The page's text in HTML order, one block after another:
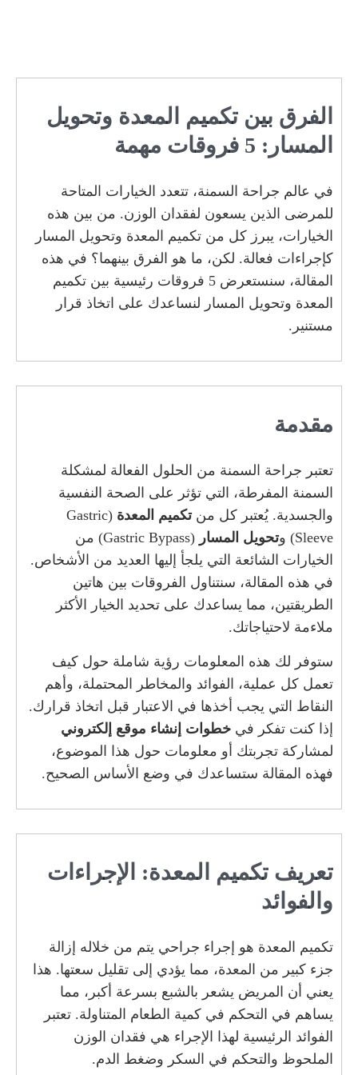
الفرق بين تكميم المعدة وتحويل
المسار: 5 فروقات مهمة
في عالم جراحة السمنة، تتعدد الخيارات المتاحة
للمرضى الذين يسعون لفقدان الوزن. من بين هذه
الخيارات، يبرز كل من تكميم المعدة وتحويل المسار
كإجراءات فعالة. لكن، ما هو الفرق بينهما؟ في هذه
المقالة، سنستعرض 5 فروقات رئيسية بين تكميم
المعدة وتحويل المسار لنساعدك على اتخاذ قرار
مستنير.
مقدمة
تعتبر جراحة السمنة من الحلول الفعالة لمشكلة
السمنة المفرطة، التي تؤثر على الصحة النفسية
والجسدية. يُعتبر كل منتكميم المعدة (Gastric
Sleeve) و
تحويل المسار
(Gastric Bypass) من
الخيارات الشائعة التي يلجأ إليها العديد من الأشخاص.
في هذه المقالة، سنتناول الفروقات بين هاتين
الطريقتين، مما يساعدك على تحديد الخيار الأكثر
ملاءمة لاحتياجاتك.
ستوفر لك هذه المعلومات رؤية شاملة حول كيف
تعمل كل عملية، الفوائد والمخاطر المحتملة، وأهم
النقاط التي يجب أخذها في الاعتبار قبل اتخاذ قرارك.
إذا كنت تفكر في خطوات إنشاء موقع إلكتروني
لمشاركة تجربتك أو معلومات حول هذا الموضوع،
فهذه المقالة ستساعدك في وضع الأساس الصحيح.
تعريف تكميم المعدة: الإجراءات
والفوائد
تكميم المعدة هو إجراء جراحي يتم من خلاله إزالة
جزء كبير من المعدة، مما يؤدي إلى تقليل سعتها. هذا
يعني أن المريض يشعر بالشبع بسرعة أكبر، مما
يساهم في التحكم في كمية الطعام المتناولة. تعتبر
الفوائد الرئيسية لهذا الإجراء هي فقدان الوزن
الملحوظ والتحكم في السكر وضغط الدم.